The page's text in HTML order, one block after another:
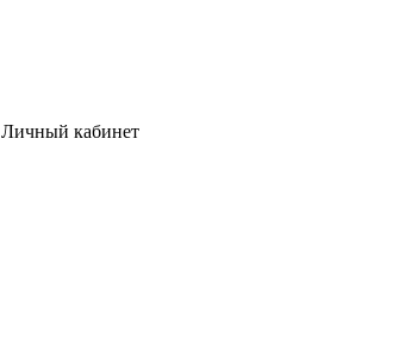
Личный кабинет